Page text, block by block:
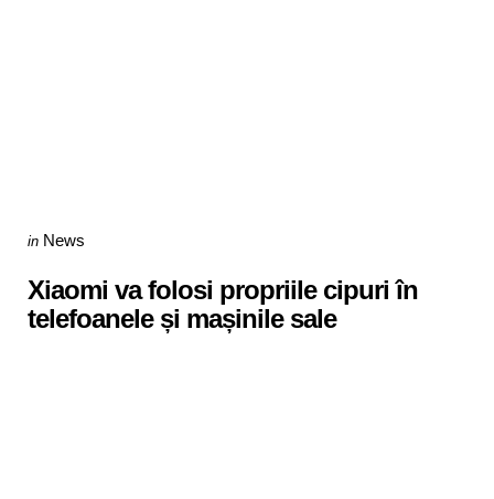
Categories
Posted
in News
Xiaomi va folosi propriile cipuri în
telefoanele și mașinile sale